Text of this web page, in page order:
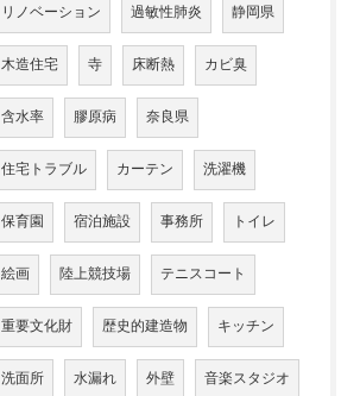
リノベーション 過敏性肺炎 静岡県
木造住宅 寺 床断熱 カビ臭
含水率 膠原病 奈良県
住宅トラブル カーテン 洗濯機
保育園 宿泊施設 事務所 トイレ
絵画 陸上競技場 テニスコート
重要文化財 歴史的建造物 キッチン
洗面所 水漏れ 外壁 音楽スタジオ